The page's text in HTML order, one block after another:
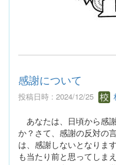
感謝について
投稿日時 : 2024/12/25
あなたは、日頃から感
か？さて、感謝の反対の
は、感謝しないとなりま
も当たり前と思ってしま